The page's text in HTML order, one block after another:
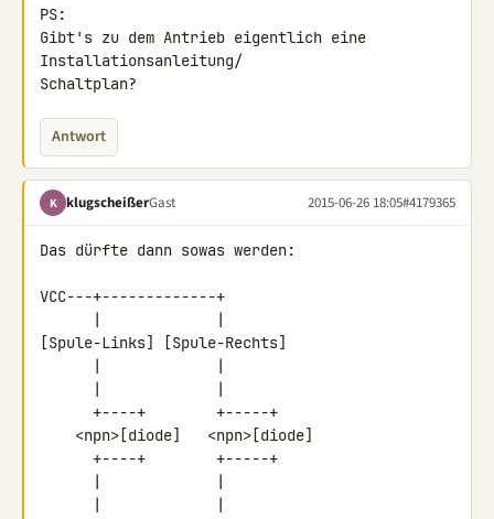
PS:
Gibt's zu dem Antrieb eigentlich eine
Installationsanleitung/
Schaltplan?
Antwort
K klugscheißerGast 2015-06-26 18:05#4179365
Das dürfte dann sowas werden:
VCC---+-------------+
[Spule-Links] [Spule-Rechts]